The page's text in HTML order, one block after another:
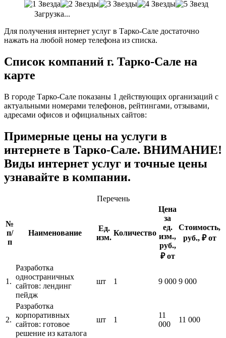
Загрузка...
Для получения интернет услуг в Тарко-Сале достаточно
нажать на любой номер телефона из списка.
Список компаний г. Тарко-Сале на
карте
В городе Тарко-Сале показаны 1 действующих организаций с
актуальными номерами телефонов, рейтингами, отзывами,
адресами офисов и официальных сайтов:
Примерные цены на услуги в
интернете в Тарко-Сале. ВНИМАНИЕ!
Виды интернет услуг и точные цены
узнавайте в компании.
Перечень
№
п/
п
Наименование
Ед.
изм.
Количество
Цена
за
ед.
изм.,
руб.,
₽ от
Стоимость,
руб., ₽ от
1.
Разработка
одностраничных
сайтов: лендинг
пейдж
шт 1 9 000 9 000
2.
Разработка
корпоративных
сайтов: готовое
решение из каталога
шт 1
11
000
11 000